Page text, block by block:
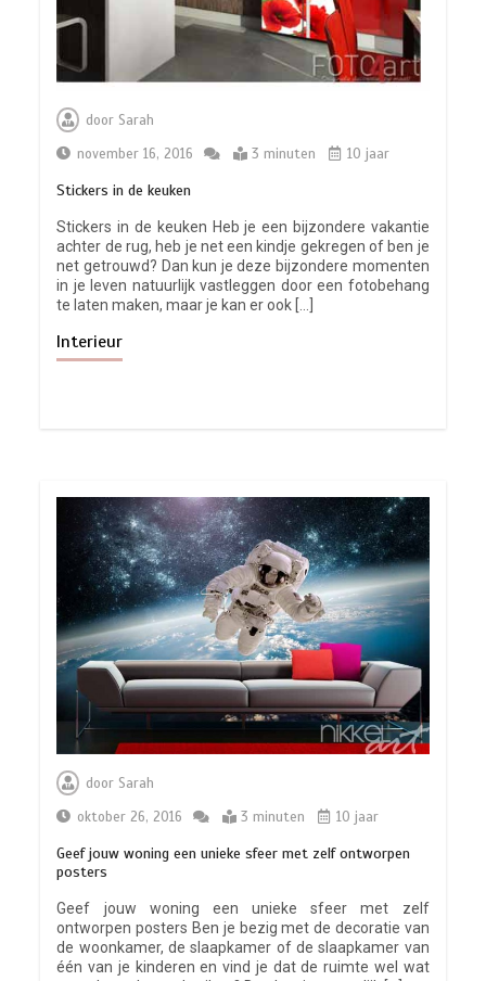
door Sarah
november 16, 2016
3 minuten 10 jaar
Stickers in de keuken
Stickers in de keuken Heb je een bijzondere vakantie
achter de rug, heb je net een kindje gekregen of ben je
net getrouwd? Dan kun je deze bijzondere momenten
in je leven natuurlijk vastleggen door een fotobehang
te laten maken, maar je kan er ook […]
Interieur
door Sarah
oktober 26, 2016
3 minuten 10 jaar
Geef jouw woning een unieke sfeer met zelf ontworpen
posters
Geef jouw woning een unieke sfeer met zelf
ontworpen posters Ben je bezig met de decoratie van
de woonkamer, de slaapkamer of de slaapkamer van
één van je kinderen en vind je dat de ruimte wel wat